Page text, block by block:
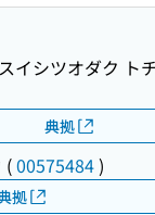
スイシツオダク ト
典拠
(00575484)
拠